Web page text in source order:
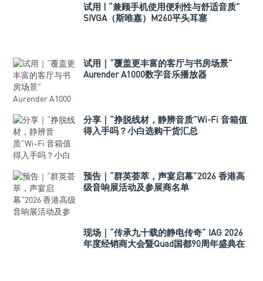
试用 | “兼顾手机使用便利性与舒适音质”
SIVGA（斯唯嘉）M260平头耳塞
试用｜“覆盖更丰富的客厅与书房场景”
Aurender A1000数字音乐播放器
分享｜“挣脱线材，静辨音质”Wi-Fi 音箱值
得入手吗？小白选购干货汇总
预告｜“群英荟萃，声宴启幕”2026 香港高
级音响展活动及参展商名单
现场｜“传承九十载的静电传奇” IAG 2026
年度经销商大会暨Quad国都90周年盛典在